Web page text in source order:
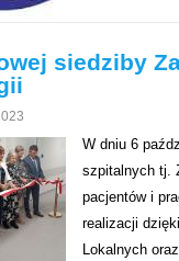
siedziby
W dniu 6
szpitalnych tj.
pacjentów i
realizacji
Lokalnych